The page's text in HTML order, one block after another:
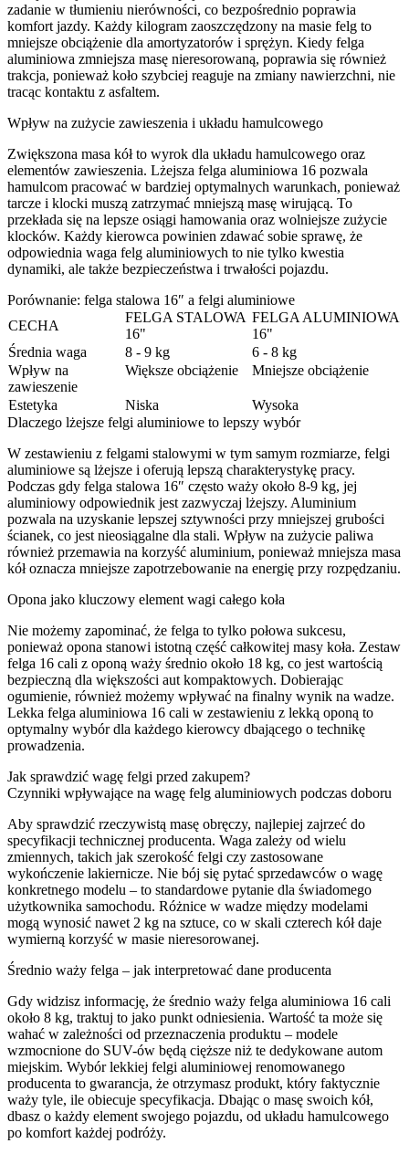
zadanie w tłumieniu nierówności, co bezpośrednio poprawia
komfort jazdy. Każdy kilogram zaoszczędzony na masie felg to
mniejsze obciążenie dla amortyzatorów i sprężyn. Kiedy felga
aluminiowa zmniejsza masę nieresorowaną, poprawia się również
trakcja, ponieważ koło szybciej reaguje na zmiany nawierzchni, nie
tracąc kontaktu z asfaltem.
Wpływ na zużycie zawieszenia i układu hamulcowego
Zwiększona masa kół to wyrok dla układu hamulcowego oraz
elementów zawieszenia. Lżejsza felga aluminiowa 16 pozwala
hamulcom pracować w bardziej optymalnych warunkach, ponieważ
tarcze i klocki muszą zatrzymać mniejszą masę wirującą. To
przekłada się na lepsze osiągi hamowania oraz wolniejsze zużycie
klocków. Każdy kierowca powinien zdawać sobie sprawę, że
odpowiednia waga felg aluminiowych to nie tylko kwestia
dynamiki, ale także bezpieczeństwa i trwałości pojazdu.
Porównanie: felga stalowa 16″ a felgi aluminiowe
CECHA
FELGA STALOWA
16"
FELGA ALUMINIOWA
16"
Średnia waga
8 - 9 kg
6 - 8 kg
Wpływ na
zawieszenie
Większe obciążenie Mniejsze obciążenie
Estetyka Niska
Wysoka
Dlaczego lżejsze felgi aluminiowe to lepszy wybór
W zestawieniu z felgami stalowymi w tym samym rozmiarze, felgi
aluminiowe są lżejsze i oferują lepszą charakterystykę pracy.
Podczas gdy felga stalowa 16″ często waży około 8-9 kg, jej
aluminiowy odpowiednik jest zazwyczaj lżejszy. Aluminium
pozwala na uzyskanie lepszej sztywności przy mniejszej grubości
ścianek, co jest nieosiągalne dla stali. Wpływ na zużycie paliwa
również przemawia na korzyść aluminium, ponieważ mniejsza masa
kół oznacza mniejsze zapotrzebowanie na energię przy rozpędzaniu.
Opona jako kluczowy element wagi całego koła
Nie możemy zapominać, że felga to tylko połowa sukcesu,
ponieważ opona stanowi istotną część całkowitej masy koła. Zestaw
felga 16 cali z oponą waży średnio około 18 kg, co jest wartością
bezpieczną dla większości aut kompaktowych. Dobierając
ogumienie, również możemy wpływać na finalny wynik na wadze.
Lekka felga aluminiowa 16 cali w zestawieniu z lekką oponą to
optymalny wybór dla każdego kierowcy dbającego o technikę
prowadzenia.
Jak sprawdzić wagę felgi przed zakupem?
Czynniki wpływające na wagę felg aluminiowych podczas doboru
Aby sprawdzić rzeczywistą masę obręczy, najlepiej zajrzeć do
specyfikacji technicznej producenta. Waga zależy od wielu
zmiennych, takich jak szerokość felgi czy zastosowane
wykończenie lakiernicze. Nie bój się pytać sprzedawców o wagę
konkretnego modelu – to standardowe pytanie dla świadomego
użytkownika samochodu. Różnice w wadze między modelami
mogą wynosić nawet 2 kg na sztuce, co w skali czterech kół daje
wymierną korzyść w masie nieresorowanej.
Średnio waży felga – jak interpretować dane producenta
Gdy widzisz informację, że średnio waży felga aluminiowa 16 cali
około 8 kg, traktuj to jako punkt odniesienia. Wartość ta może się
wahać w zależności od przeznaczenia produktu – modele
wzmocnione do SUV-ów będą cięższe niż te dedykowane autom
miejskim. Wybór lekkiej felgi aluminiowej renomowanego
producenta to gwarancja, że otrzymasz produkt, który faktycznie
waży tyle, ile obiecuje specyfikacja. Dbając o masę swoich kół,
dbasz o każdy element swojego pojazdu, od układu hamulcowego
po komfort każdej podróży.